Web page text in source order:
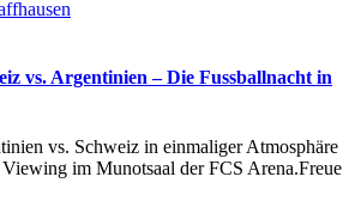
vs. Argentinien – Die Fussballnacht in
vs. Schweiz in einmaliger Atmosphäre
im Munotsaal der FCS Arena.Freue